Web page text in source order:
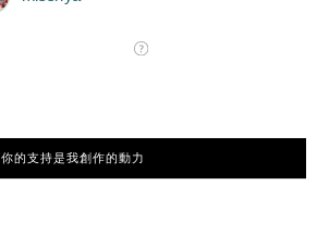
你的支持是我創作的動力